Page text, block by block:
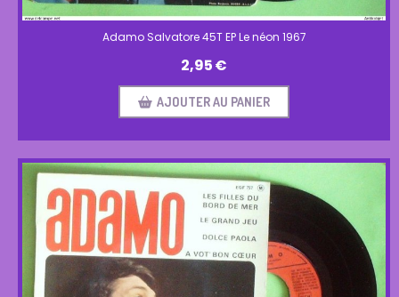
Adamo Salvatore 45T EP Le néon 1967
2,95€
AJOUTER AU PANIER